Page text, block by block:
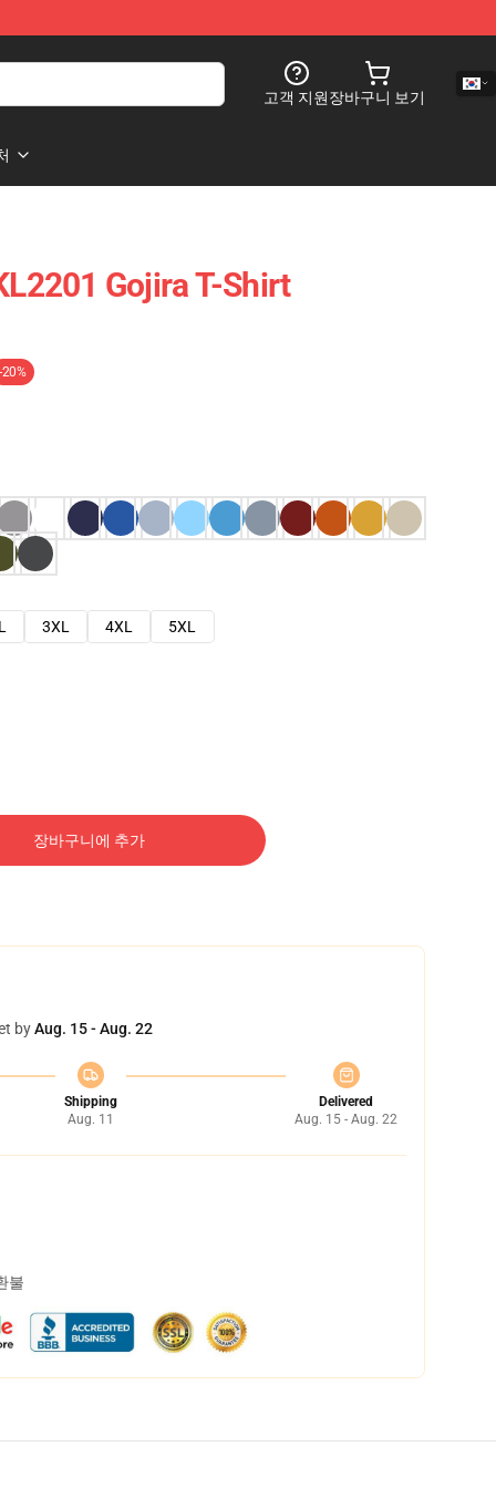
고객 지원장바구니 보기
Gojira T-Shirt
-20%
3XL 4XL 5XL
장바구니에 추가
byAug. 15 - Aug. 22
Shipping
Aug. 11
Delivered
Aug. 15 - Aug. 22
불